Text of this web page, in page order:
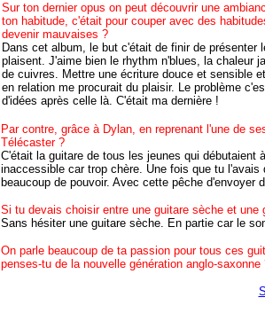
Sur ton dernier opus on peut découvrir une
ton habitude, c'était pour couper avec des
devenir mauvaises ?
Dans cet album, le but c'était de finir de présenter
plaisent. J'aime bien le rhythm n'blues, la chaleur
de cuivres. Mettre une écriture douce et sensible
en relation me procurait du plaisir. Le problème
d'idées après celle là. C'était ma dernière !
Par contre, grâce à Dylan, en reprenant l'une de
Télécaster ?
C'était la guitare de tous les jeunes qui débutaient
inaccessible car trop chère. Une fois que tu
beaucoup de pouvoir. Avec cette pêche d'envoyer
Si tu devais choisir entre une guitare sèche et une
Sans hésiter une guitare sèche. En partie car le
On parle beaucoup de ta passion pour tous ces
penses-tu de la nouvelle génération anglo-saxonne